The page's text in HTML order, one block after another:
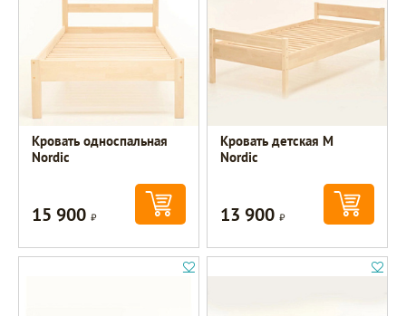
Кровать односпальная
Nordic
15 900Р
Кровать детская М
Nordic
13 900Р